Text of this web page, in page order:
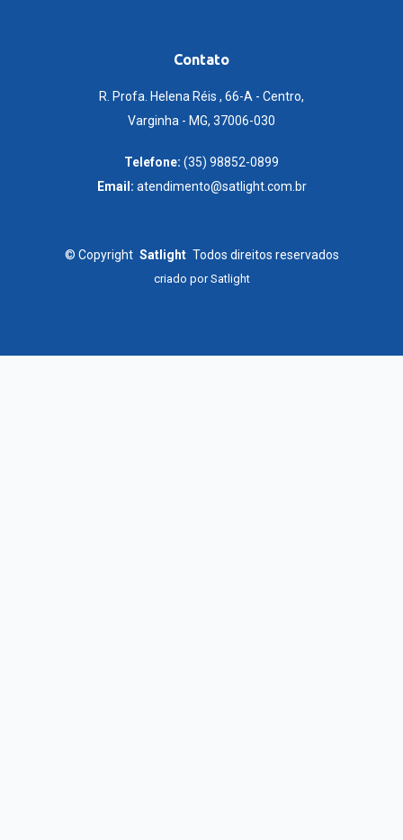
Contato
R. Profa. Helena Réis , 66-A - Centro,
Varginha - MG, 37006-030
Telefone: (35) 98852-0899
Email: atendimento@satlight.com.br
© Copyright Satlight Todos direitos reservados
criado porSatlight